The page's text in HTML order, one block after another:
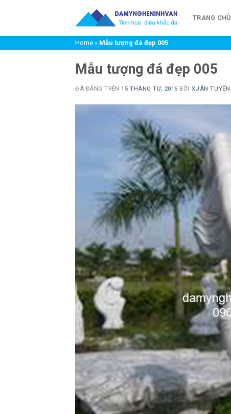
TRANG CHỦ
Home » Mẫu tượng đá đẹp 005
Mẫu tượng đá đẹp 005
ĐÃ ĐĂNG TRÊN15 THÁNG TƯ, 2016 BỞI XUÂN TUYỂN